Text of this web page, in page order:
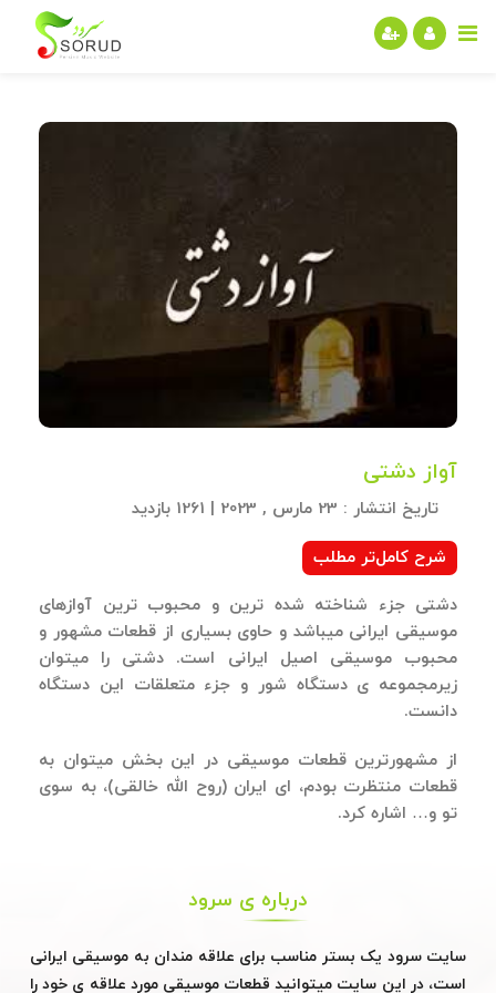
آواز دشتی
تاریخ انتشار : 23 مارس , 2023 | 1261 بازدید
شرح کامل‌تر مطلب
دشتی جزء شناخته شده ترین و محبوب ترین آوازهای
موسیقی ایرانی میباشد و حاوی بسیاری از قطعات مشهور و
محبوب موسیقی اصیل ایرانی است. دشتی را میتوان
زیرمجموعه ی دستگاه شور و جزء متعلقات این دستگاه
دانست.
از مشهورترین قطعات موسیقی در این بخش میتوان به
قطعات منتظرت بودم، ای ایران (روح الله خالقی)، به سوی
تو و… اشاره کرد.
درباره ی سرود
سایت سرود یک بستر مناسب برای علاقه مندان به موسیقی ایرانی
است، در این سایت میتوانید قطعات موسیقی مورد علاقه ی خود را